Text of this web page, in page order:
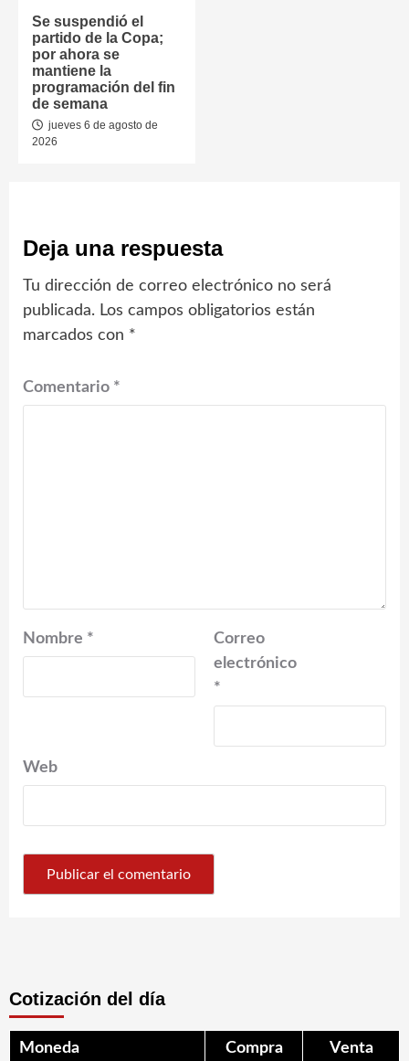
Se suspendió el
partido de la Copa;
por ahora se
mantiene la
programación del fin
de semana
jueves 6 de agosto de
2026
Deja una respuesta
Tu dirección de correo electrónico no será
publicada. Los campos obligatorios están
marcados con *
Comentario *
Nombre *
Correo
electrónico
*
Web
Cotización del día
Moneda Compra Venta